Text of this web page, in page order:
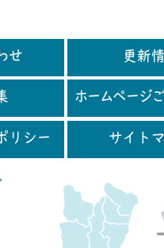
せ 更新
ホームページ
リシー サイト